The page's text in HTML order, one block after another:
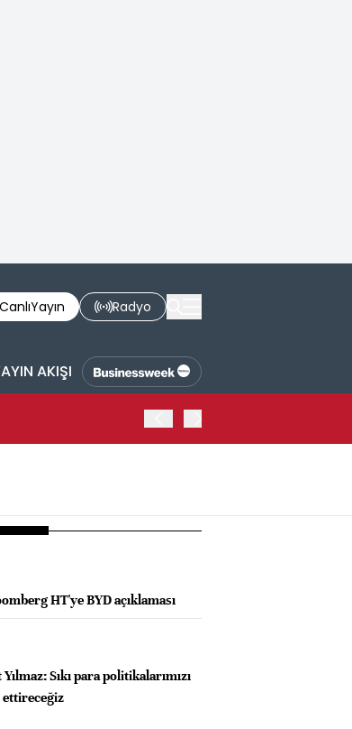
CanlıYayın Radyo
AKIŞI
HT'ye BYD açıklaması
Sıkı para politikalarımızı
ettireceğiz